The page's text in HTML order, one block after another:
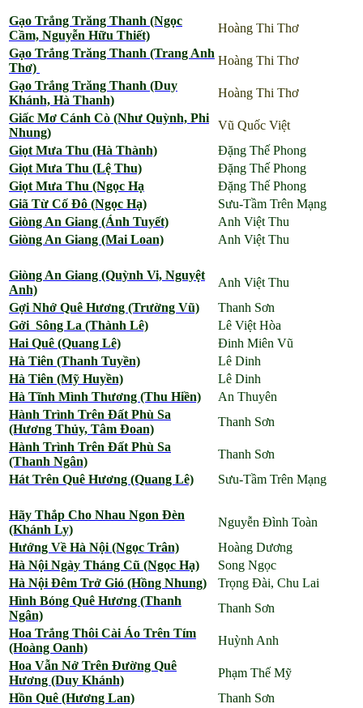
Gạo Trắng Trăng Thanh (Ngọc
Cầm, Nguyễn Hữu Thiết)
Hoàng Thi Thơ
Gạo Trắng Trăng Thanh (Trang Anh
Thơ)
Hoàng Thi Thơ
Gạo Trắng Trăng Thanh (Duy
Khánh, Hà Thanh)
Hoàng Thi Thơ
Giấc Mơ Cánh Cò (Như Quỳnh, Phi
Nhung)
Vũ Quốc Việt
Giọt Mưa Thu (Hà Thành)
Đặng Thế Phong
Giọt Mưa Thu (Lệ Thu)
Đặng Thế Phong
Giọt Mưa Thu (Ngọc Hạ
Đặng Thế Phong
Giã Từ Cố Đô (Ngọc Hạ)
Sưu-Tầm Trên Mạng
Giòng An Giang (Ánh Tuyết)
Anh Việt Thu
Giòng An Giang (Mai Loan)
Anh Việt Thu
Giòng An Giang (Quỳnh Vi, Nguyệt
Anh)
Anh Việt Thu
Gợi Nhớ Quê Hương (Trường Vũ)
Thanh Sơn
Gởi Sông La (Thành Lê)
Lê Việt Hòa
Hai Quê (Quang Lê)
Đinh Miên Vũ
Hà Tiên (Thanh Tuyền)
Lê Dinh
Hà Tiên (Mỹ Huyền)
Lê Dinh
Hà Tĩnh Mình Thương (Thu Hiền)
An Thuyên
Hành Trình Trên Đất Phù Sa
(Hương Thủy, Tâm Đoan)
Thanh Sơn
Hành Trình Trên Đất Phù Sa
(Thanh Ngân)
Thanh Sơn
Hát Trên Quê Hương (Quang Lê)
Sưu-Tầm Trên Mạng
Hãy Thắp Cho Nhau Ngon Đèn
(Khánh Ly)
Nguyễn Đình Toàn
Hướng Về Hà Nội (Ngọc Trân)
Hoàng Dương
Hà Nội Ngày Tháng Cũ (Ngọc Hạ)
Song Ngọc
Hà Nội Đêm Trở Gió (Hồng Nhung)
Trọng Đài, Chu Lai
Hình Bóng Quê Hương (Thanh
Ngân)
Thanh Sơn
Hoa Trắng Thôi Cài Áo Trên Tím
(Hoàng Oanh)
Huỳnh Anh
Hoa Vẫn Nở Trên Đường Quê
Hương (Duy Khánh)
Phạm Thế Mỹ
Hồn Quê (Hương Lan)
Thanh Sơn